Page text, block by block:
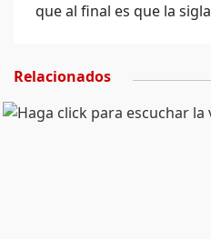
que al final es que la
Relacionados